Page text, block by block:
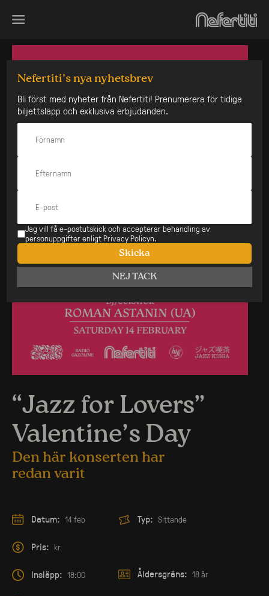
content
“Jazz for Lovers”
Valentine’s Day
Den här konserten har
redan varit
Datum: 14 feb
Pris: kr
Insläpp: 18:00
Typ: Sittande
Åldersgräns: 18 år
Nefertiti’s nya nyhetsbrev
Bli först med nyheter från Nefertiti! Prenumerera för tidiga
biljettsläpp och exklusiva erbjudanden.
Jag vill få e-postutskick och accepterar behandling av
personuppgifter enligt Privacy Policyn.
Skicka
NEJ TACK